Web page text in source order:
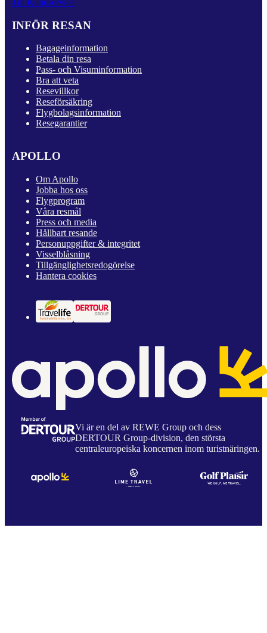
Till Kundservice
INFÖR RESAN
Bagageinformation
Betala din resa
Pass- och Visuminformation
Bra att veta
Resevillkor
Reseförsäkring
Flygbolagsinformation
Resegarantier
APOLLO
Om Apollo
Jobba hos oss
Flygprogram
Våra resmål
Press och media
Hållbart resande
Personuppgifter & integritet
Visselblåsning
Tillgänglighetsredogörelse
Hantera cookies
Vi är en del av REWE Group och dess
DERTOUR Group-division, den största
centraleuropeiska koncernen inom turistnäringen.